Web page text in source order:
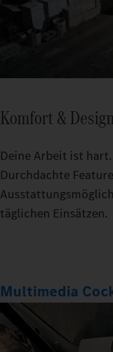
Komfort &
Deine Arbeit ist
Durchdachte
täglichen Einsätzen.
Multimedia